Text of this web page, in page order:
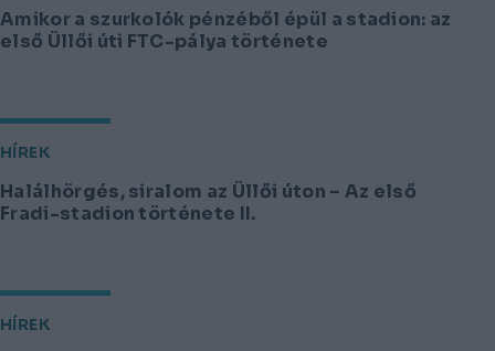
Amikor a szurkolók pénzéből épül a stadion: az
első Üllői úti FTC-pálya története
HÍREK
Halálhörgés, siralom az Üllői úton – Az első
Fradi-stadion története II.
HÍREK